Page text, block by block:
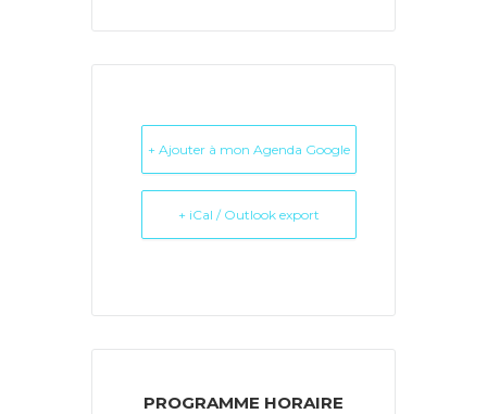
+ Ajouter à mon Agenda Google
+ iCal / Outlook export
PROGRAMME HORAIRE